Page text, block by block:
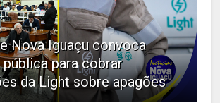
Nova Iguaçu convoca
pública para cobrar
da Light sobre apagões